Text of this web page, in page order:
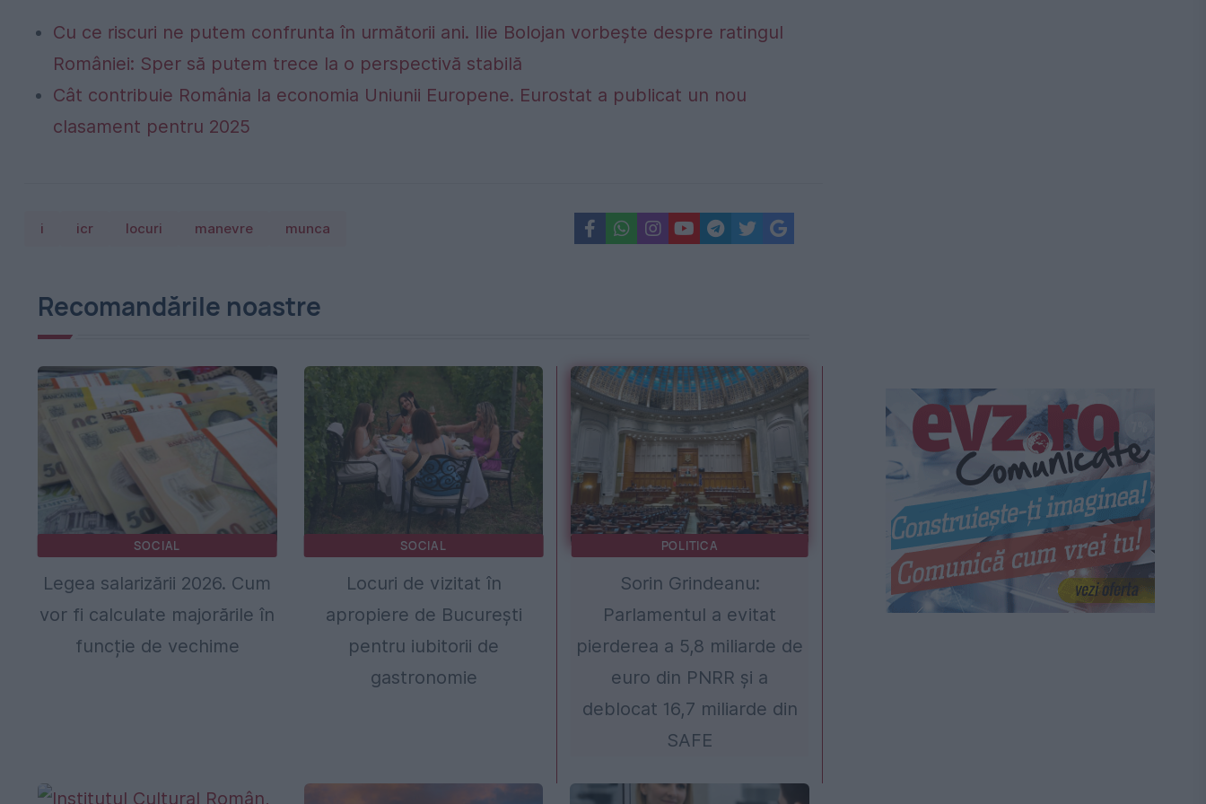
Cu ce riscuri ne putem confrunta în următorii ani. Ilie Bolojan vorbește despre ratingul
României: Sper să putem trece la o perspectivă stabilă
Cât contribuie România la economia Uniunii Europene. Eurostat a publicat un nou
clasament pentru 2025
i icr locuri manevre munca
Recomandările noastre
SOCIAL
Legea salarizării 2026. Cum
vor fi calculate majorările în
funcție de vechime
SOCIAL
Locuri de vizitat în
apropiere de București
pentru iubitorii de
gastronomie
POLITICA
Sorin Grindeanu:
Parlamentul a evitat
pierderea a 5,8 miliarde de
euro din PNRR și a
deblocat 16,7 miliarde din
SAFE